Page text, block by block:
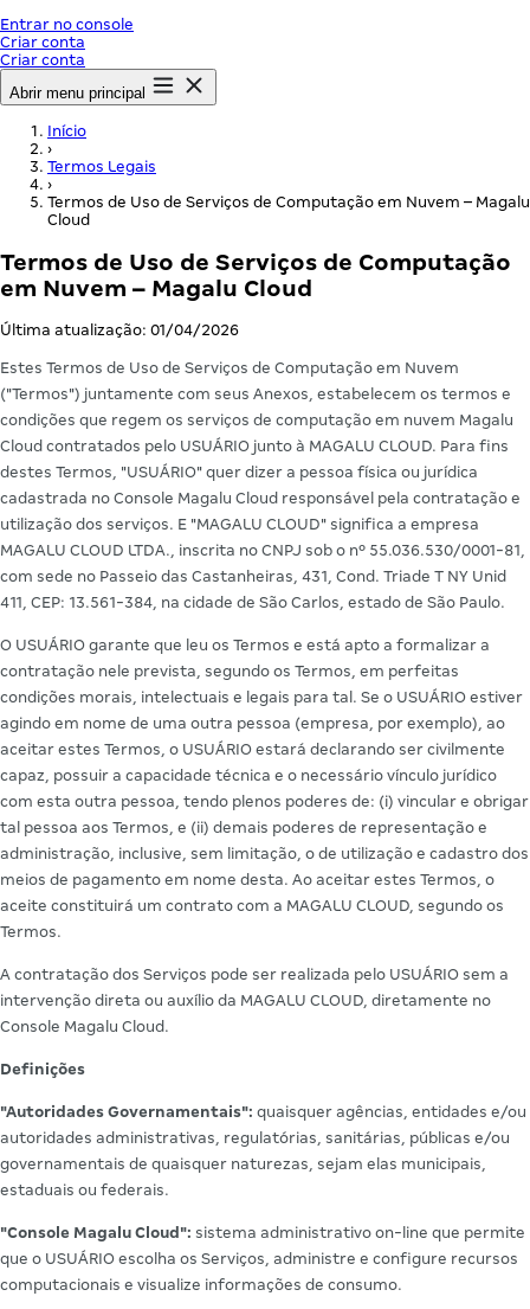
Entrar no console
Criar conta
Criar conta
Abrir menu principal
Início
›
Termos Legais
›
Termos de Uso de Serviços de Computação em Nuvem – Magalu
Cloud
Termos de Uso de Serviços de Computação
em Nuvem – Magalu Cloud
Última atualização: 01/04/2026
Estes Termos de Uso de Serviços de Computação em Nuvem
("Termos") juntamente com seus Anexos, estabelecem os termos e
condições que regem os serviços de computação em nuvem Magalu
Cloud contratados pelo USUÁRIO junto à MAGALU CLOUD. Para fins
destes Termos, "USUÁRIO" quer dizer a pessoa física ou jurídica
cadastrada no Console Magalu Cloud responsável pela contratação e
utilização dos serviços. E "MAGALU CLOUD" significa a empresa
MAGALU CLOUD LTDA., inscrita no CNPJ sob o nº 55.036.530/0001-81,
com sede no Passeio das Castanheiras, 431, Cond. Triade T NY Unid
411, CEP: 13.561-384, na cidade de São Carlos, estado de São Paulo.
O USUÁRIO garante que leu os Termos e está apto a formalizar a
contratação nele prevista, segundo os Termos, em perfeitas
condições morais, intelectuais e legais para tal. Se o USUÁRIO estiver
agindo em nome de uma outra pessoa (empresa, por exemplo), ao
aceitar estes Termos, o USUÁRIO estará declarando ser civilmente
capaz, possuir a capacidade técnica e o necessário vínculo jurídico
com esta outra pessoa, tendo plenos poderes de: (i) vincular e obrigar
tal pessoa aos Termos, e (ii) demais poderes de representação e
administração, inclusive, sem limitação, o de utilização e cadastro dos
meios de pagamento em nome desta. Ao aceitar estes Termos, o
aceite constituirá um contrato com a MAGALU CLOUD, segundo os
Termos.
A contratação dos Serviços pode ser realizada pelo USUÁRIO sem a
intervenção direta ou auxílio da MAGALU CLOUD, diretamente no
Console Magalu Cloud.
Definições
"Autoridades Governamentais": quaisquer agências, entidades e/ou
autoridades administrativas, regulatórias, sanitárias, públicas e/ou
governamentais de quaisquer naturezas, sejam elas municipais,
estaduais ou federais.
"Console Magalu Cloud": sistema administrativo on-line que permite
que o USUÁRIO escolha os Serviços, administre e configure recursos
computacionais e visualize informações de consumo.